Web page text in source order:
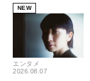
NEW
エンタメ
2026.08.07